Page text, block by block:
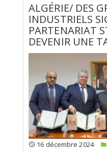
ALGÉRIE/ DES
INDUSTRIELS
PARTENARIAT
DEVENIR UNE
16 décembre 2024